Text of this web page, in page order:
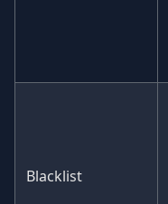
Blacklist